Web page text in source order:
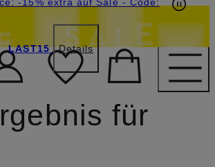
LAST15 Details
für